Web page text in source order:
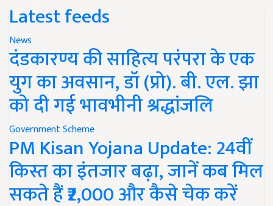
Latest feeds
News
दंडकारण्य की साहित्य परंपरा के एक
युग का अवसान, डॉ (प्रो). बी. एल. झा
को दी गई भावभीनी श्रद्धांजलि
Government Scheme
PM Kisan Yojana Update: 24वीं
किस्त का इंतजार बढ़ा, जानें कब मिल
सकते हैं ₹2,000 और कैसे चेक करें